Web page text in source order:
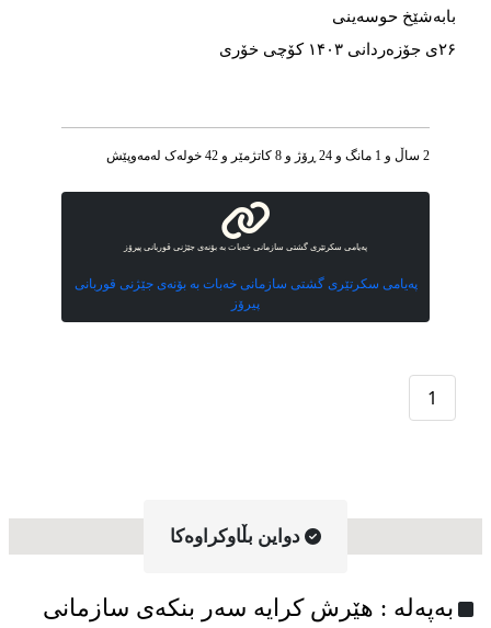
بابەشێخ حوسەینی
۲۶ی جۆزەردانی ۱۴۰۳ كۆچی خۆری
2 ساڵ و 1 مانگ و 24 ڕۆژ و 8 کاتژمێر و 42 خوله‌ک له‌مه‌وپێش‌
پەیامی سكرتێری گشتی سازمانی خەبات بە بۆنەی جێژنی قوربانی پیرۆز
پەیامی سكرتێری گشتی سازمانی خەبات بە بۆنەی جێژنی قوربانی
پیرۆز
1
دواین بڵاوکراوه‌کا
به‌په‌له‌ : هێرش کرایە سەر بنکەی سازمانی